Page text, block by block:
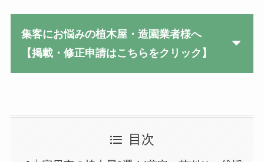
集客にお悩みの植木屋・造園業者様へ
【掲載・修正申請はこちらをクリック】
目次